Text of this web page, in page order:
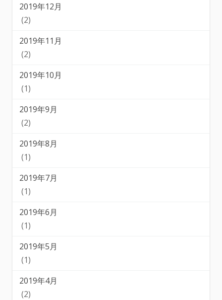
2019年12月
(2)
2019年11月
(2)
2019年10月
(1)
2019年9月
(2)
2019年8月
(1)
2019年7月
(1)
2019年6月
(1)
2019年5月
(1)
2019年4月
(2)